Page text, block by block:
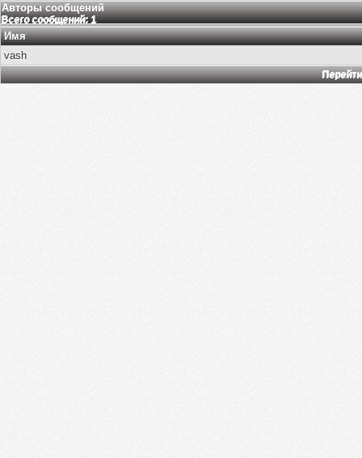
Авторы сообщений
Всего сообщений: 1
Имя
vash